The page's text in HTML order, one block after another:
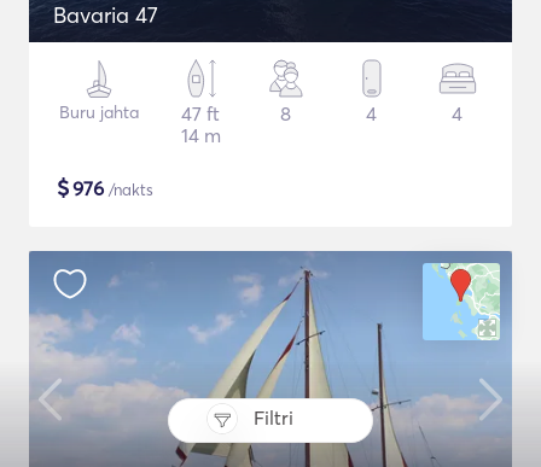
Filtri
Bavaria 47
Buru jahta
47 ft
14 m
8 4 4
$976 /nakts